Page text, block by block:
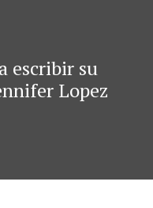
escribir su
Lopez